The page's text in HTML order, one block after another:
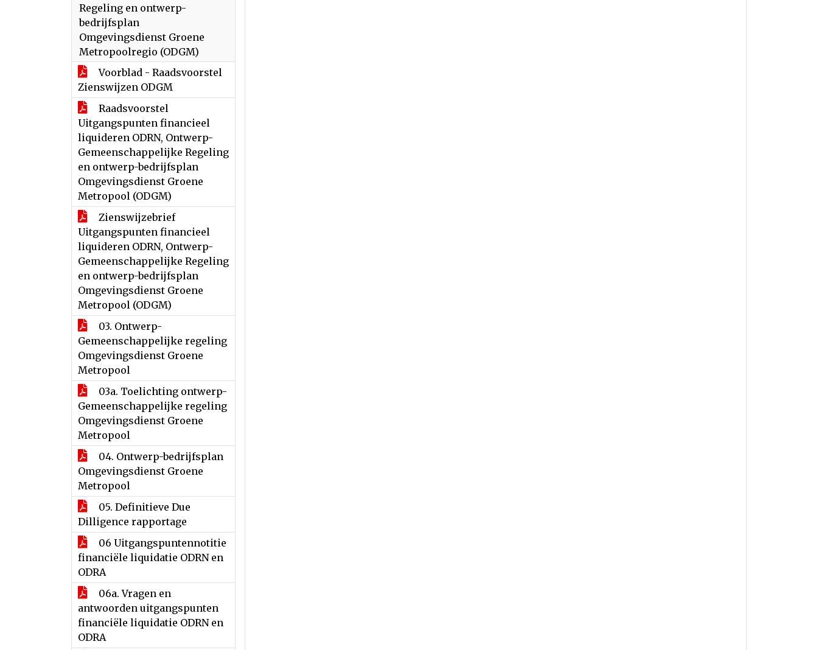
Regeling en ontwerp-
bedrijfsplan
Omgevingsdienst Groene
Metropoolregio (ODGM)
Voorblad - Raadsvoorstel
Zienswijzen ODGM
Raadsvoorstel
Uitgangspunten financieel
liquideren ODRN, Ontwerp-
Gemeenschappelijke Regeling
en ontwerp-bedrijfsplan
Omgevingsdienst Groene
Metropool (ODGM)
Zienswijzebrief
Uitgangspunten financieel
liquideren ODRN, Ontwerp-
Gemeenschappelijke Regeling
en ontwerp-bedrijfsplan
Omgevingsdienst Groene
Metropool (ODGM)
03. Ontwerp-
Gemeenschappelijke regeling
Omgevingsdienst Groene
Metropool
03a. Toelichting ontwerp-
Gemeenschappelijke regeling
Omgevingsdienst Groene
Metropool
04. Ontwerp-bedrijfsplan
Omgevingsdienst Groene
Metropool
05. Definitieve Due
Dilligence rapportage
06 Uitgangspuntennotitie
financiële liquidatie ODRN en
ODRA
06a. Vragen en
antwoorden uitgangspunten
financiële liquidatie ODRN en
ODRA